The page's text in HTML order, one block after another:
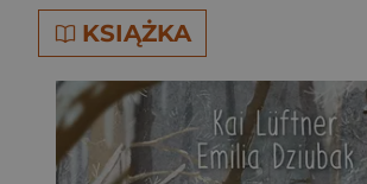
KSIĄŻKA